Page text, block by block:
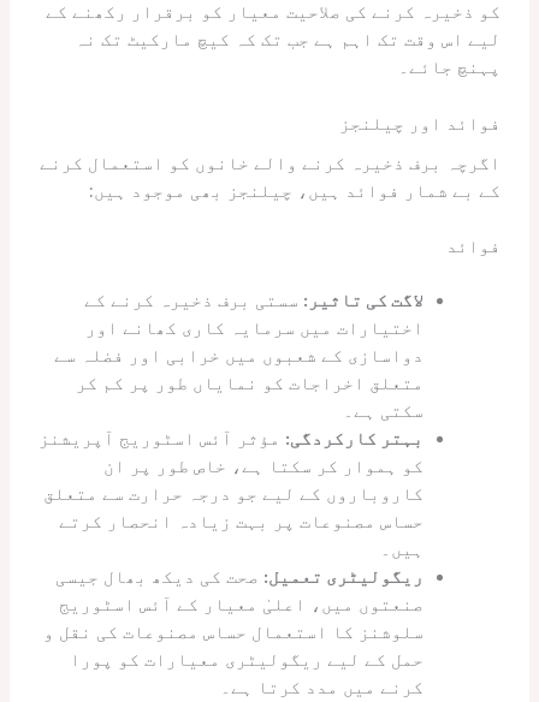
کو ذخیرہ کرنے کی صلاحیت معیار کو برقرار رکھنے کے
لیے اس وقت تک اہم ہے جب تک کہ کیچ مارکیٹ تک نہ
پہنچ جائے۔
فوائد اور چیلنجز
اگرچہ برف ذخیرہ کرنے والے خانوں کو استعمال کرنے
کے بے شمار فوائد ہیں، چیلنجز بھی موجود ہیں:
فوائد
لاگت کی تاثیر: سستی برف ذخیرہ کرنے کے
اختیارات میں سرمایہ کاری کھانے اور
دواسازی کے شعبوں میں خرابی اور فضلہ سے
متعلق اخراجات کو نمایاں طور پر کم کر
سکتی ہے۔
بہتر کارکردگی: مؤثر آئس اسٹوریج آپریشنز
کو ہموار کر سکتا ہے، خاص طور پر ان
کاروباروں کے لیے جو درجہ حرارت سے متعلق
حساس مصنوعات پر بہت زیادہ انحصار کرتے
ہیں۔
ریگولیٹری تعمیل: صحت کی دیکھ بھال جیسی
صنعتوں میں، اعلیٰ معیار کے آئس اسٹوریج
سلوشنز کا استعمال حساس مصنوعات کی نقل و
حمل کے لیے ریگولیٹری معیارات کو پورا
کرنے میں مدد کرتا ہے۔